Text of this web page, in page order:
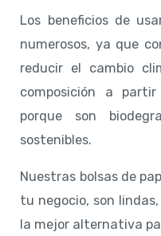
Los beneficios de
numerosos, ya que
reducir el cambio
composición a
porque son
sostenibles.
Nuestras bolsas de
tu negocio, son
la mejor alternativa